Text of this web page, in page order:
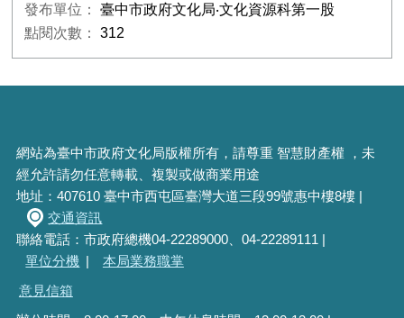
發布單位：臺中市政府文化局‧文化資源科第一股
點閱次數：312
網站為臺中市政府文化局版權所有，請尊重 智慧財產權 ，未
經允許請勿任意轉載、複製或做商業用途
地址：407610 臺中市西屯區臺灣大道三段99號惠中樓8樓 |
交通資訊
聯絡電話：市政府總機04-22289000、04-22289111 |
單位分機 |
本局業務職掌
意見信箱